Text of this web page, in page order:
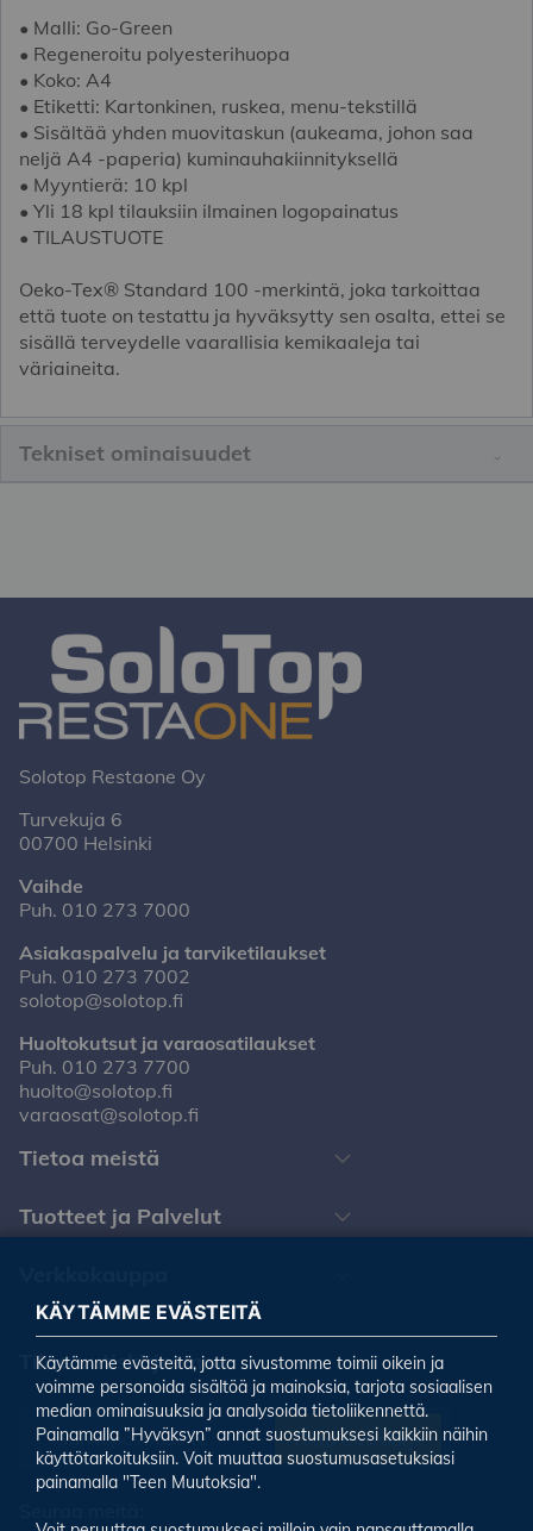
• Malli: Go-Green
• Regeneroitu polyesterihuopa
• Koko: A4
• Etiketti: Kartonkinen, ruskea, menu-tekstillä
• Sisältää yhden muovitaskun (aukeama, johon saa
neljä A4 -paperia) kuminauhakiinnityksellä
• Myyntierä: 10 kpl
• Yli 18 kpl tilauksiin ilmainen logopainatus
• TILAUSTUOTE
Oeko-Tex® Standard 100 -merkintä, joka tarkoittaa
että tuote on testattu ja hyväksytty sen osalta, ettei se
sisällä terveydelle vaarallisia kemikaaleja tai
väriaineita.
Tekniset ominaisuudet
Solotop Restaone Oy
Turvekuja 6
00700 Helsinki
Vaihde
Puh. 010 273 7000
Asiakaspalvelu ja tarviketilaukset
Puh. 010 273 7002
solotop@solotop.fi
Huoltokutsut ja varaosatilaukset
Puh. 010 273 7700
huolto@solotop.fi
varaosat@solotop.fi
Tietoa meistä
Tuotteet ja Palvelut
Tilaa uutiskirjeemme
Tilaa uutiskirje
KÄYTÄMME EVÄSTEITÄ
Käytämme evästeitä, jotta sivustomme toimii oikein ja
voimme personoida sisältöä ja mainoksia, tarjota sosiaalisen
median ominaisuuksia ja analysoida tietoliikennettä.
Painamalla ”Hyväksyn” annat suostumuksesi kaikkiin näihin
käyttötarkoituksiin. Voit muuttaa suostumusasetuksiasi
painamalla "Teen Muutoksia".